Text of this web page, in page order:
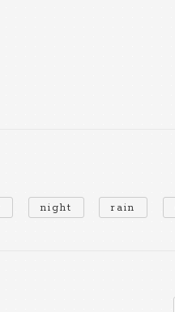
night rain